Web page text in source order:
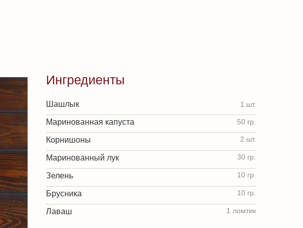
Ингредиенты
Шашлык 1 шт.
Маринованная капуста 50 гр.
Корнишоны 2 шт.
Маринованный лук 30 гр.
Зелень 10 гр.
Брусника 10 гр.
Лаваш 1 ломтик